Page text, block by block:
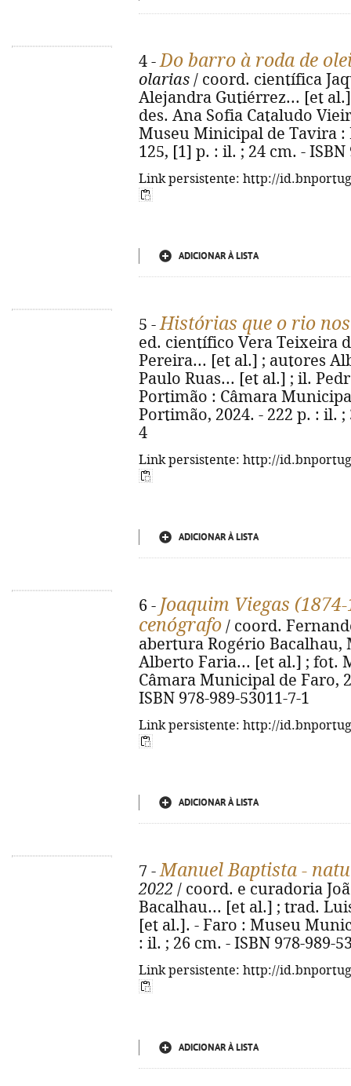
4 -Do barro à roda de
olarias / coord. científica
Alejandra Gutiérrez... [et
des. Ana Sofia Cataludo
Museu Minicipal de Tavira :
125, [1] p. : il. ; 24 cm. - ISBN
Link persistente: http://
ADICIONAR À LISTA
5 -Histórias que o rio
ed. científico Vera Teixeira
Pereira... [et al.] ; autores
Paulo Ruas... [et al.] ; il.
Portimão : Câmara
Portimão, 2024. - 222 p. : il. ;
4
Link persistente: http://
ADICIONAR À LISTA
6 - Joaquim Viegas
cenógrafo / coord.
abertura Rogério Bacalhau,
Alberto Faria... [et al.] ; fot.
Câmara Municipal de Faro,
ISBN 978-989-53011-7-1
Link persistente: http://
ADICIONAR À LISTA
7 -Manuel Baptista -
2022 / coord. e curadoria
Bacalhau... [et al.] ; trad.
[et al.]. - Faro : Museu
: il. ; 26 cm. - ISBN 978-989-
Link persistente: http://
ADICIONAR À LISTA